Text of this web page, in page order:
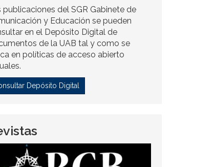
publicaciones del SGR Gabinete de
y Educación se pueden
en el Depósito Digital de
de la UAB tal y como se
en políticas de acceso abierto
Depósito Digital